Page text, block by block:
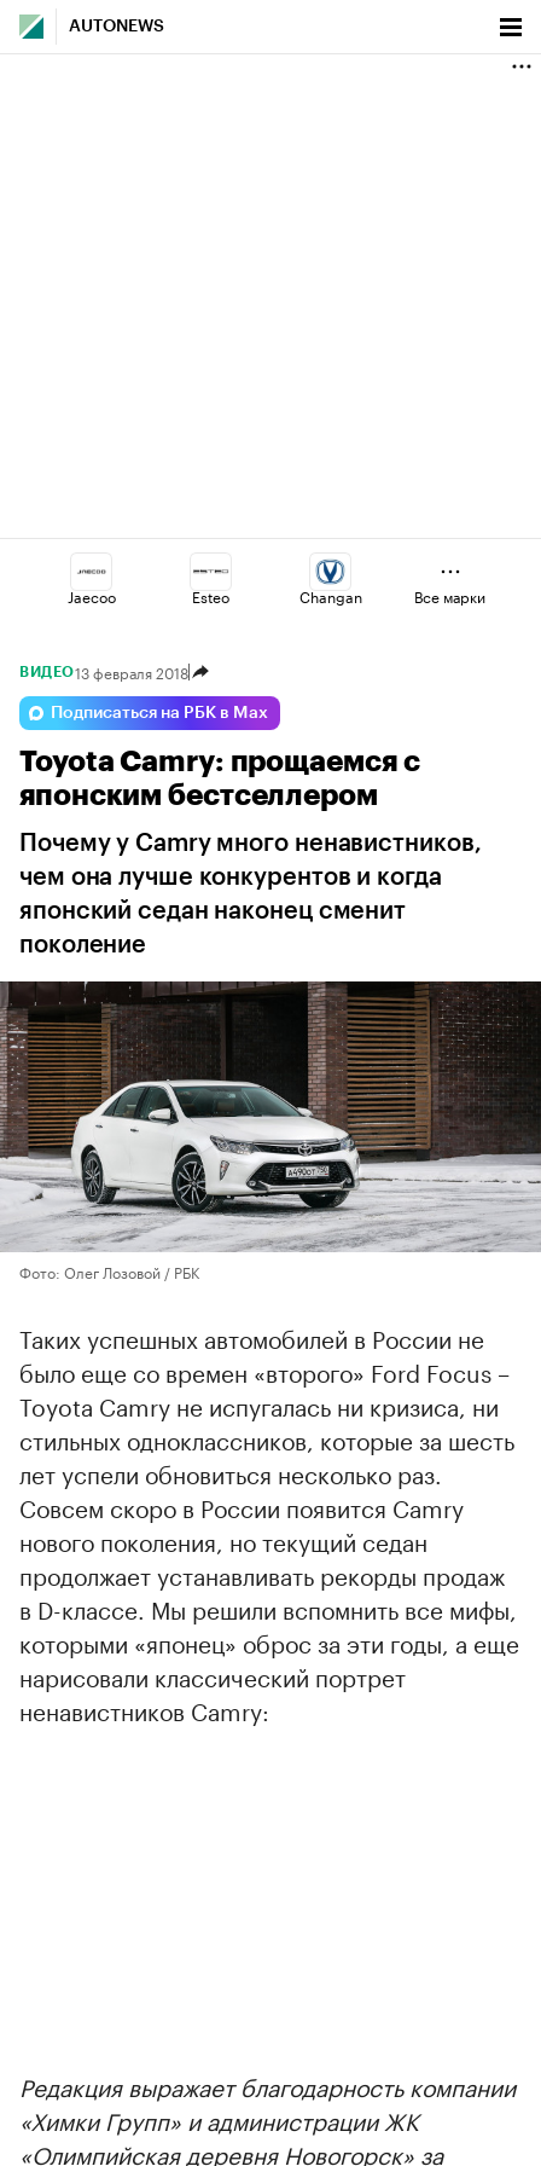
AUTONEWS
Jaecoo Esteo Changan
Voyah Omoda
Lada Geely Haval
Все марки
ВИДЕО13 февраля 2018
Подписаться на РБК в Max
Toyota Camry: прощаемся с
японским бестселлером
Почему у Camry много ненавистников,
чем она лучше конкурентов и когда
японский седан наконец сменит
поколение
Фото: Олег Лозовой / РБК
Таких успешных автомобилей в России не
было еще со времен «второго» Ford Focus –
Toyota Camry не испугалась ни кризиса, ни
стильных одноклассников, которые за шесть
лет успели обновиться несколько раз.
Совсем скоро в России появится Camry
нового поколения, но текущий седан
продолжает устанавливать рекорды продаж
в D-классе. Мы решили вспомнить все мифы,
которыми «японец» оброс за эти годы, а еще
нарисовали классический портрет
ненавистников Camry:
Редакция выражает благодарность компании
«Химки Групп» и администрации ЖК
«Олимпийская деревня Новогорск» за